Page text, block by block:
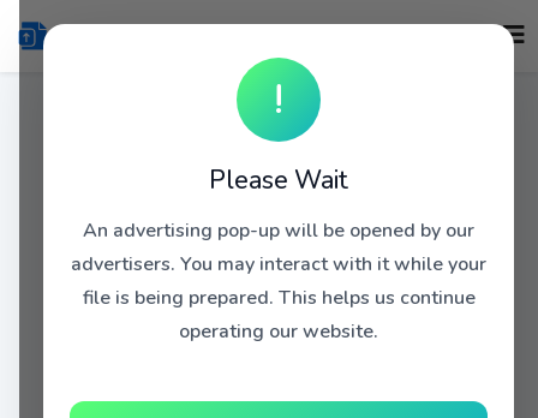
!
Please Wait
An advertising pop-up will be opened by our
advertisers. You may interact with it while your
file is being prepared. This helps us continue
operating our website.